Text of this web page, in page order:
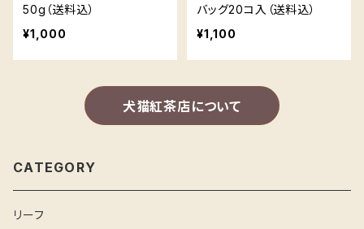
50g（送料込）
¥1,000
バッグ20コ入（送料込）
¥1,100
犬猫紅茶店について
CATEGORY
リーフ